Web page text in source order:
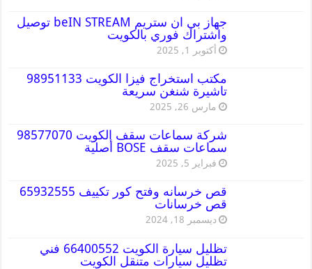
جهاز بي ان ستريم beIN STREAM توصيل
واشتراك فوري بالكويت
أكتوبر 1, 2025
مكتب استخراج فيزا الكويت 98951133
تاشيرة شنغن سريعة
مارس 26, 2025
شركة سماعات سقف الكويت 98577070
سماعات سقف BOSE أصلية
فبراير 5, 2025
قص خرسانه وفتح كور تكييف 65932555
قص خرسانات
ديسمبر 18, 2024
تظليل سيارة الكويت 66400552 فني
تظليل سيارات متنقل الكويت